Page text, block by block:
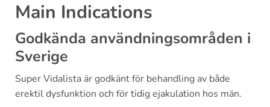
Main Indications
Godkända användningsområden i
Sverige
Super Vidalista är godkänt för behandling av både
erektil dysfunktion och för tidig ejakulation hos män.